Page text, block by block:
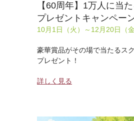
【60周年】1万人に当
プレゼントキャンペーン
10月1日（火）～12月20日（金
豪華賞品がその場で当たるス
プレゼント！
詳しく見る